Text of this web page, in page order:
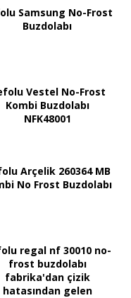
Samsung No-Frost
Buzdolabı
Vestel No-Frost
Kombi Buzdolabı
NFK48001
Arçelik 260364 MB
No Frost Buzdolabı
regal nf 30010 no-
frost buzdolabı
fabrika'dan çizik
hatasından gelen